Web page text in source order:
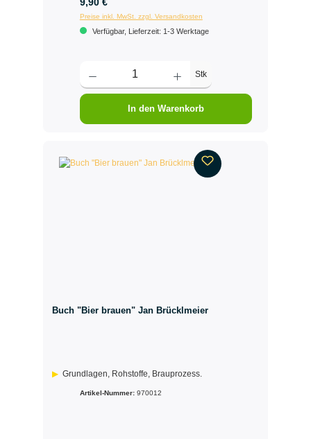
Preise inkl. MwSt. zzgl. Versandkosten
Verfügbar, Lieferzeit: 1-3 Werktage
Stk
In den Warenkorb
Buch "Bier brauen" Jan Brücklmeier
Grundlagen, Rohstoffe, Brauprozess.
Artikel-Nummer: 970012